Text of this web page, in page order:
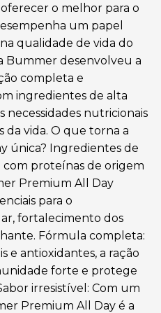
o melhor para o
um papel
qualidade de vida do
Bummer desenvolveu a
completa e
ingredientes de alta
necessidades nutricionais
da vida. O que torna a
única? Ingredientes de
proteínas de origem
Premium All Day
para o
fortalecimento dos
Fórmula completa:
e antioxidantes, a ração
forte e protege
irresistível: Com um
Premium All Day é a